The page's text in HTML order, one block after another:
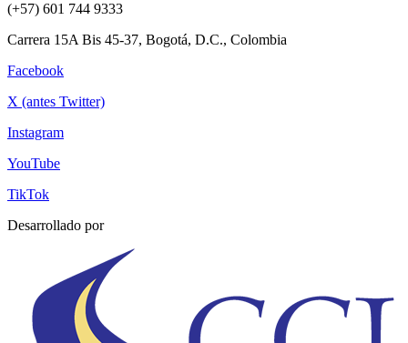
(+57) 601 744 9333
Carrera 15A Bis 45-37, Bogotá, D.C., Colombia
Facebook
X (antes Twitter)
Instagram
YouTube
TikTok
Desarrollado por